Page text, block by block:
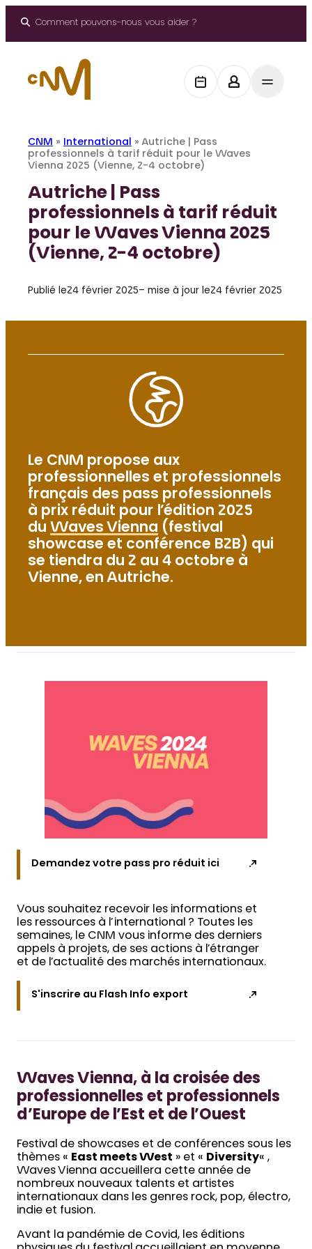
Comment pouvons-nous vous aider ?
CNM » International » Autriche | Pass
professionnels à tarif réduit pour le Waves
Vienna 2025 (Vienne, 2-4 octobre)
Autriche | Pass
professionnels à tarif réduit
pour le Waves Vienna 2025
(Vienne, 2-4 octobre)
Publié le24 février 2025– mise à jour le24 février 2025
Le CNM propose aux
professionnelles et professionnels
français des pass professionnels
à prix réduit pour l’édition 2025
du Waves Vienna (festival
showcase et conférence B2B) qui
se tiendra du 2 au 4 octobre à
Vienne, en Autriche.
Demandez votre pass pro réduit ici
Vous souhaitez recevoir les informations et
les ressources à l’international ? Toutes les
semaines, le CNM vous informe des derniers
appels à projets, de ses actions à l’étranger
et de l’actualité des marchés internationaux.
S'inscrire au Flash Info export
Waves Vienna, à la croisée des
professionnelles et professionnels
d’Europe de l’Est et de l’Ouest
Festival de showcases et de conférences sous les
thèmes « East meets West » et « Diversity« ,
Waves Vienna accueillera cette année de
nombreux nouveaux talents et artistes
internationaux dans les genres rock, pop, électro,
indie et fusion.
Avant la pandémie de Covid, les éditions